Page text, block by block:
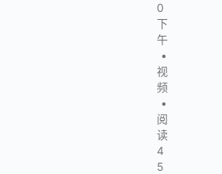
0
下
午
•
视
频
•
阅
读
4
5